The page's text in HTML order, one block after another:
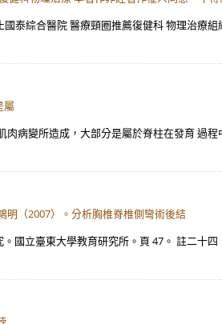
泰綜合醫院 醫療頸圈推薦復健科 物理治療
屬
病變所造成，大部分是屬於脊柱在發育 過
明（2007）。分析胸椎脊椎側彎術後結
國立臺東大學教育研究所。頁 47。 註二十